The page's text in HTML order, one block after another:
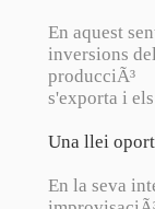
En aquest
inversions
producciÃ³
s'exporta i
Una llei
En la seva